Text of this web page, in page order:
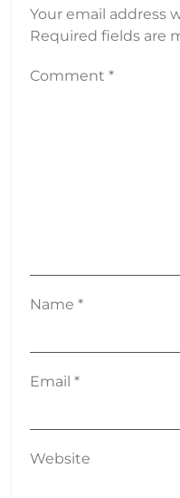
Your email address
Required fields are
Comment *
Name *
Email *
Website